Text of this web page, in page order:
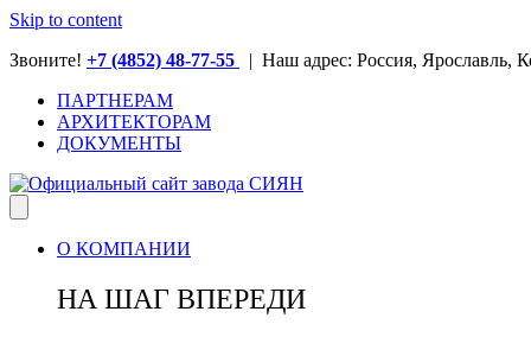
Skip to content
Звоните! +7 (4852) 48-77-55
| Наш адрес: Россия, Ярославль,
ПАРТНЕРАМ
АРХИТЕКТОРАМ
ДОКУМЕНТЫ
О КОМПАНИИ
НА ШАГ ВПЕРЕДИ